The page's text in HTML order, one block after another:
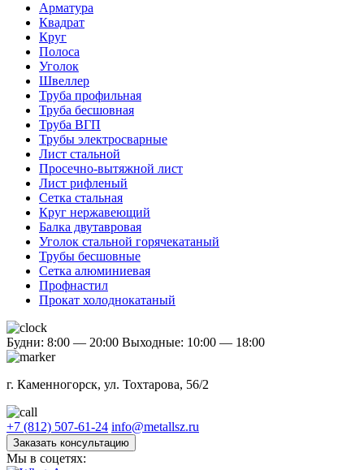
Арматура
Квадрат
Круг
Полоса
Уголок
Швеллер
Труба профильная
Труба бесшовная
Труба ВГП
Трубы электросварные
Лист стальной
Просечно-вытяжной лист
Лист рифленый
Сетка стальная
Круг нержавеющий
Балка двутавровая
Уголок стальной горячекатаный
Трубы бесшовные
Сетка алюминиевая
Профнастил
Прокат холоднокатаный
Будни: 8:00 — 20:00 Выходные: 10:00 — 18:00
г. Каменногорск, ул. Тохтарова, 56/2
+7 (812) 507-61-24 info@metallsz.ru
Заказать консультацию
Мы в соцетях: